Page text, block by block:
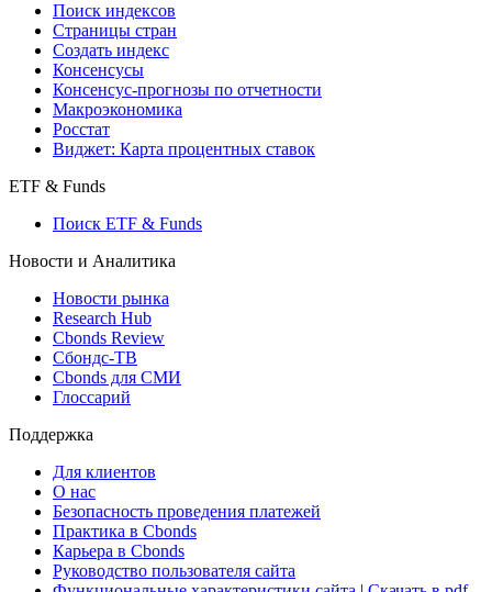
Поиск индексов
Страницы стран
Создать индекс
Консенсусы
Консенсус-прогнозы по отчетности
Макроэкономика
Росстат
Виджет: Карта процентных ставок
ETF & Funds
Поиск ETF & Funds
Новости и Аналитика
Новости рынка
Research Hub
Cbonds Review
Сбондс-ТВ
Cbonds для СМИ
Глоссарий
Поддержка
Для клиентов
О нас
Безопасность проведения платежей
Практика в Cbonds
Карьера в Cbonds
Руководство пользователя сайта